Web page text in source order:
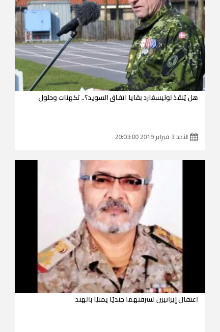
هل يُنقذ لوليسغارد بقايا اتفاق السويد؟.. تكهنات وحلول
الأحد 3 فبراير 2019 20:03:00
اعتقال إيرانيين لسرقتهما جنديًا يمنيًا بالهند